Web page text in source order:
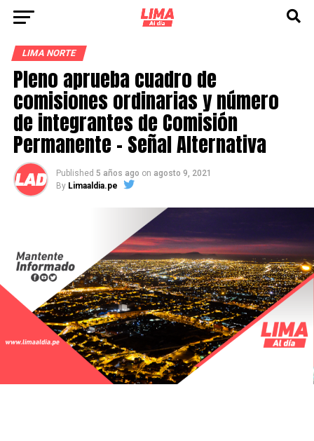
LIMA NORTE
Pleno aprueba cuadro de
comisiones ordinarias y número
de integrantes de Comisión
Permanente – Señal Alternativa
Published 5 años ago on agosto 9, 2021
By Limaaldia.pe